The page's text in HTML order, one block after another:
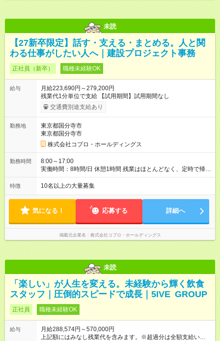
未読
【27新卒限定】話す・支える・まとめる。人と関
わる仕事がしたい人へ｜建設プロジェクト事務
正社員（新卒） 職種未経験OK
給与
月給223,690円～279,200円
残業代1分単位で支給 【試用期間】試用期間なし
交通費別途支給あり
勤務地
東京都国分寺市
東京都国分寺市
株式会社コプロ・ホールディングス
勤務時間
8:00～17:00
実働時間：8時間/日 休憩1時間 残業はほとんどなく、定時で帰れ
る日が多い働き方です。 毎日の業務は進捗管理や事務が中心な
ので、 「今日やるべき仕事」が終われば、自然と区切りをつけ
方を大切にしています。
特徴 10名以上の大量募集
気になる！ 応募する 詳細へ
掲載元企業名 株式会社コプロ・ホールディングス
未読
「楽しい」が人生を変える。未経験から輝く飲食
スタッフ｜圧倒的スピードで成長｜5IVE GROUP
正社員 職種未経験OK
給与
月給288,574円～570,000円
上記額にはみなし残業代を含みます。※超過分は全額支給いたし